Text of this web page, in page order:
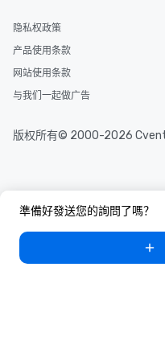
準備好發送您的詢問了嗎？
隐私权政策
产品使用条款
网站使用条款
与我们一起做广告
版权所有© 2000-2026